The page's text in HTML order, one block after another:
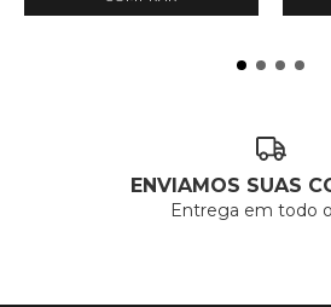
ENVIAMOS SUAS
Entrega em todo